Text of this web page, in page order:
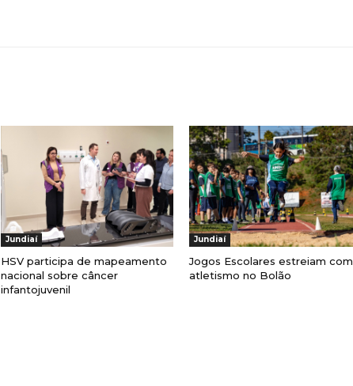
Jundiaí
HSV participa de mapeamento
nacional sobre câncer
infantojuvenil
Jundiaí
Jogos Escolares estreiam com
atletismo no Bolão